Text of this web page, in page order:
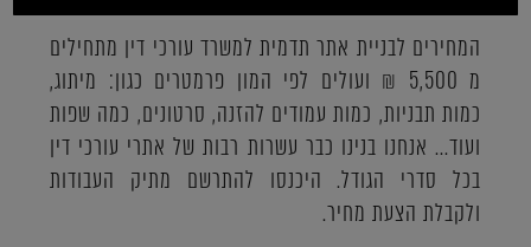
המחירים לבניית אתר תדמית למשרד עורכי דין מתחילים
מ 5,500 ₪ ועולים לפי המון פרמטרים כגון: מיתוג,
כמות תבניות, כמות עמודים להזנה, סרטונים, כמה שפות
ועוד... אנחנו בנינו כבר עשרות רבות של אתרי עורכי דין
בכל סדרי הגודל. היכנסו להתרשם מתיק העבודות
ולקבלת הצעת מחיר.